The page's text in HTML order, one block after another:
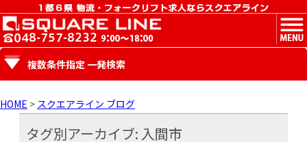
MENU
複数条件指定 一発検索
HOME > スクエアライン ブログ
タグ別アーカイブ: 入間市